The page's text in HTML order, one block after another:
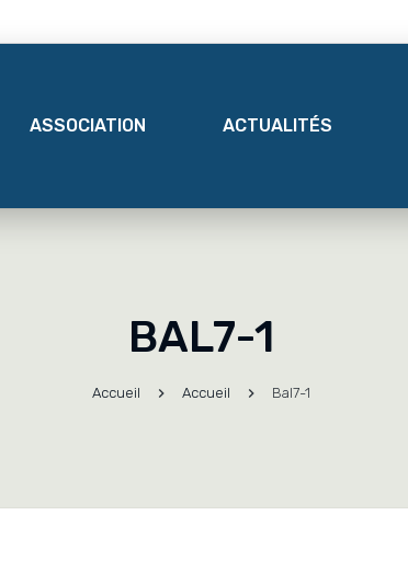
ASSOCIATION ACTUALITÉS
BAL7-1
Accueil Accueil Bal7-1